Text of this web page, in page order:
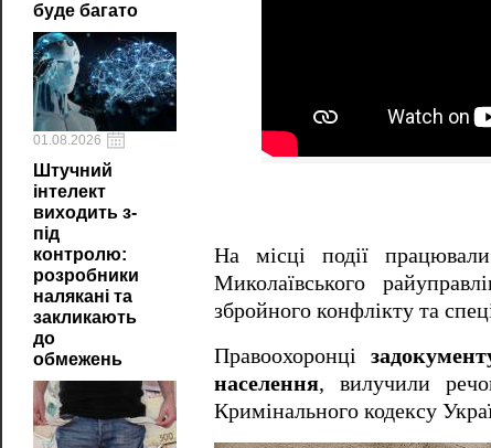
буде багато
01.08.2026
Штучний
інтелект
виходить з-
під
контролю:
розробники
налякані та
закликають
до
обмежень
На місці події
Миколаївського
збройного конфлікту та
Правоохоронці
населення, вилучили
Кримінального кодексу